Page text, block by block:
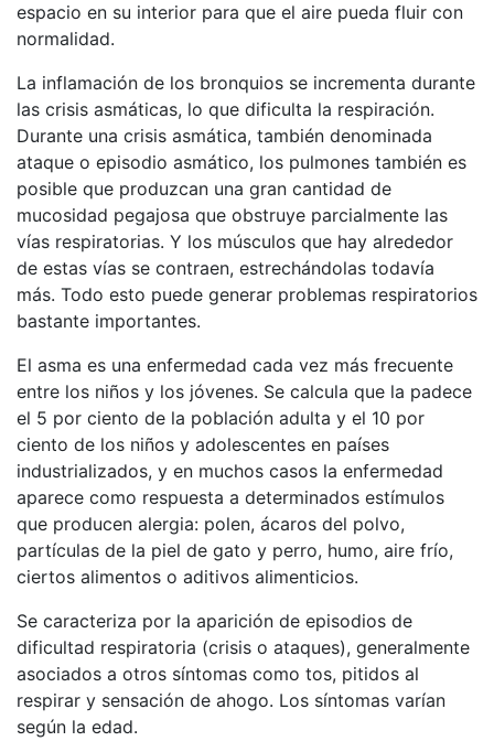
espacio en su interior para que el aire pueda fluir con
normalidad.
La inflamación de los bronquios se incrementa durante
las crisis asmáticas, lo que dificulta la respiración.
Durante una crisis asmática, también denominada
ataque o episodio asmático, los pulmones también es
posible que produzcan una gran cantidad de
mucosidad pegajosa que obstruye parcialmente las
vías respiratorias. Y los músculos que hay alrededor
de estas vías se contraen, estrechándolas todavía
más. Todo esto puede generar problemas respiratorios
bastante importantes.
El asma es una enfermedad cada vez más frecuente
entre los niños y los jóvenes. Se calcula que la padece
el 5 por ciento de la población adulta y el 10 por
ciento de los niños y adolescentes en países
industrializados, y en muchos casos la enfermedad
aparece como respuesta a determinados estímulos
que producen alergia: polen, ácaros del polvo,
partículas de la piel de gato y perro, humo, aire frío,
ciertos alimentos o aditivos alimenticios.
Se caracteriza por la aparición de episodios de
dificultad respiratoria (crisis o ataques), generalmente
asociados a otros síntomas como tos, pitidos al
respirar y sensación de ahogo. Los síntomas varían
según la edad.